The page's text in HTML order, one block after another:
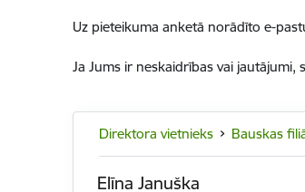
Uz pieteikuma anketā norādīto e-
Ja Jums ir neskaidrības vai jautājumi,
Direktora vietnieks Bauskas
Elīna Januška